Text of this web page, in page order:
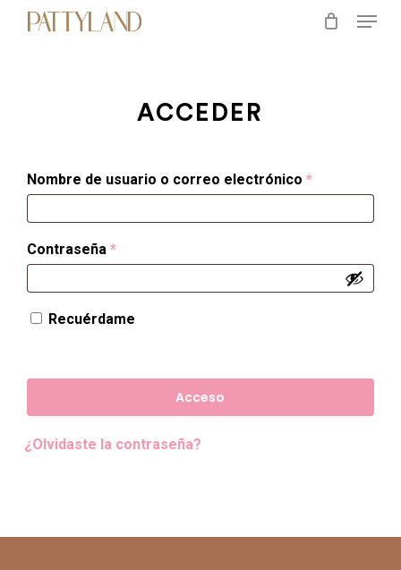
Menu
ACCEDER
Nombre de usuario o correo electrónico *Obligatorio
Contraseña *Obligatorio
Recuérdame
Acceso
¿Olvidaste la contraseña?